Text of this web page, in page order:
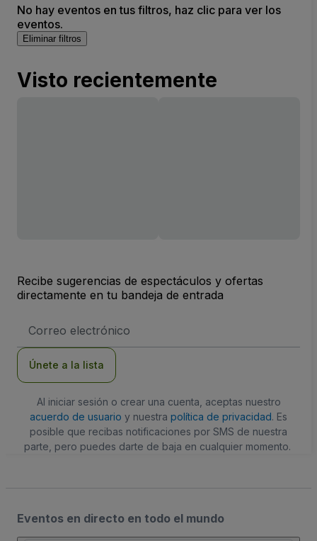
No hay eventos en tus filtros, haz clic para ver los
eventos.
Eliminar filtros
Visto recientemente
Recibe sugerencias de espectáculos y ofertas
directamente en tu bandeja de entrada
de
Únete a la lista
Al iniciar sesión o crear una cuenta, aceptas nuestro
acuerdo de usuario y nuestra política de privacidad. Es
posible que recibas notificaciones por SMS de nuestra
parte, pero puedes darte de baja en cualquier momento.
Eventos en directo en todo el mundo